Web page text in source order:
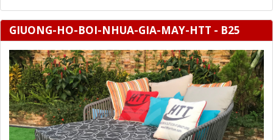
GIUONG-HO-BOI-NHUA-GIA-MAY-HTT - B25